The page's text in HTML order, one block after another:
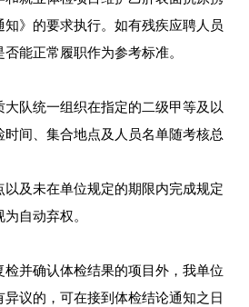
》的要求执行。如有残疾应聘人员
能正常履职作为参考标准。
队统一组织在指定的二级甲等及以
间、集合地点及人员名单随考核总
及未在单位规定的期限内完成规定
自动弃权。
检并确认体检结果的项目外，我单位
议的，可在接到体检结论通知之日